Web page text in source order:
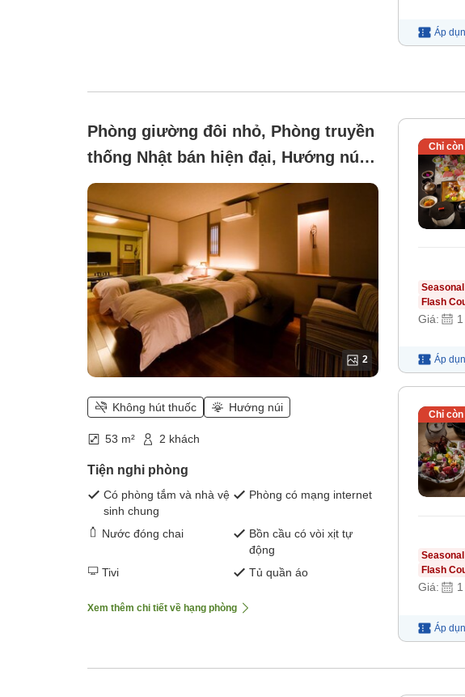
Áp
Phòng giường đôi nhỏ, Phòng truyền
thống Nhật bán hiện đại, Hướng núi,
Không hút thuốc (Time of the River)
2
Không hút thuốc Hướng núi
53 m² 2 khách
Tiện nghi phòng
Có phòng tắm và nhà vệ
sinh chung
Phòng có mạng internet
Nước đóng chai
Bồn cầu có vòi xịt tự
động
Tivi
Tủ quần áo
Xem thêm chi tiết về hạng phòng
Chỉ còn
Flash
Giá: 1
Áp
Chỉ còn
Flash
Giá: 1
Áp